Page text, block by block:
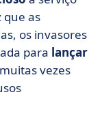
que as
os invasores
para lançar
vezes